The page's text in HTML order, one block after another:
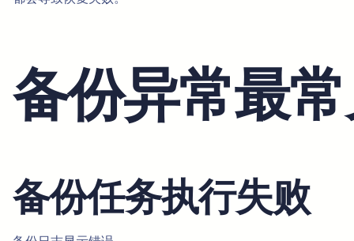
备份异常最
备份任务执行失败